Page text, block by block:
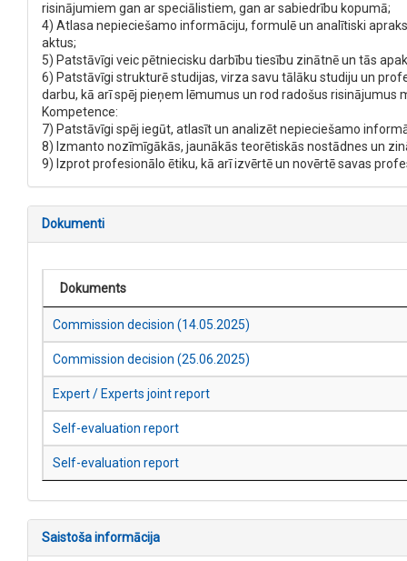
risinājumiem gan ar speciālistiem, gan ar sabiedrību kopumā;
4) Atlasa nepieciešamo informāciju, formulē un analītiski
aktus;
5) Patstāvīgi veic pētniecisku darbību tiesību zinātnē un tās
6) Patstāvīgi strukturē studijas, virza savu tālāku studiju un
darbu, kā arī spēj pieņem lēmumus un rod radošus risinājumus
Kompetence:
7) Patstāvīgi spēj iegūt, atlasīt un analizēt nepieciešamo
8) Izmanto nozīmīgākās, jaunākās teorētiskās nostādnes un
9) Izprot profesionālo ētiku, kā arī izvērtē un novērtē savas
Dokumenti
Dokuments
Commission decision (14.05.2025)
Commission decision (25.06.2025)
Expert / Experts joint report
Self-evaluation report
Self-evaluation report
Saistoša informācija